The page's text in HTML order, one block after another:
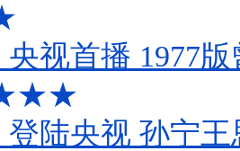
央视首播 1977
登陆央视 孙宁